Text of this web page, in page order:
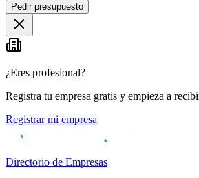
Pedir presupuesto
¿Eres profesional?
Registra tu empresa gratis y empieza a
Registrar mi empresa
Directorio de Empresas